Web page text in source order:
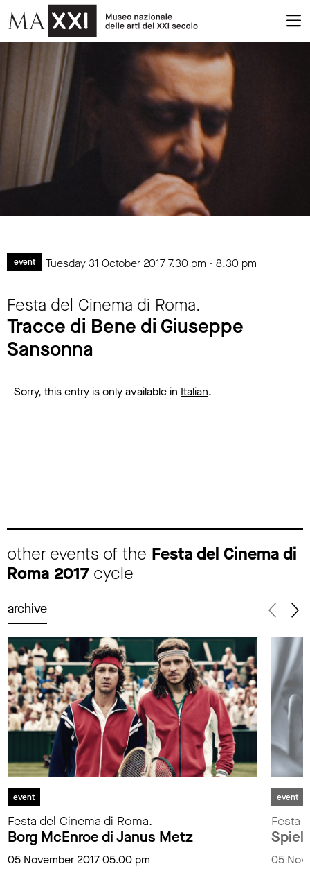
event Tuesday 31 October 20177.30 pm - 8.30 pm
Festa del Cinema di Roma.
Tracce di Bene di Giuseppe
Sansonna
Sorry, this entry is only available in Italian.
other events of the Festa del Cinema di
Roma 2017 cycle
archive
event
Festa del Cinema di Roma.
Borg McEnroe di Janus Metz
05 November 2017 05.00 pm
event
Festa
05